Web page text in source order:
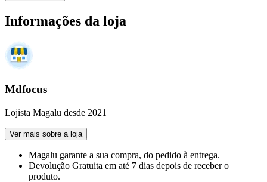
Informações da loja
Mdfocus
Lojista Magalu desde 2021
Ver mais sobre a loja
Magalu garante a sua compra, do pedido à entrega.
Devolução Gratuita em até 7 dias depois de receber o
produto.